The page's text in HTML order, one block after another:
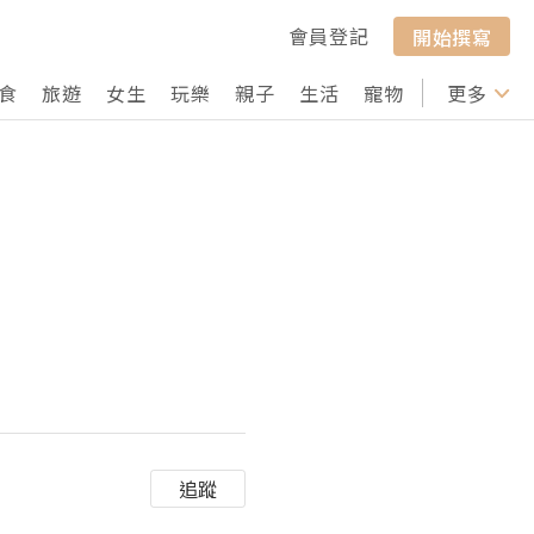
會員登記
開始撰寫
旅遊 女生 玩樂 親子 生活 寵物 行山 打卡
更多
追蹤